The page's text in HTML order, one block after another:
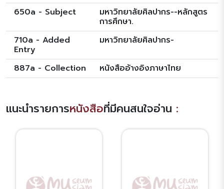
650a - Subject มหาวิทยาลัยศิลปากร--หลักสูตร
การศึกษา.
710a - Added
Entry
มหาวิทยาลัยศิลปากร-
887a - Collection หนังสืออ้างอิงภาษาไทย
แนะนำรายการหนังสือที่มีคนสนใจอ่าน :